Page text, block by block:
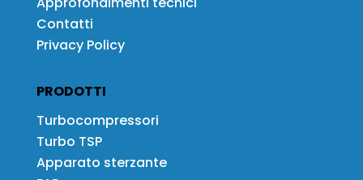
Contatti
Privacy Policy
PRODOTTI
Turbocompressori
Turbo TSP
Apparato sterzante